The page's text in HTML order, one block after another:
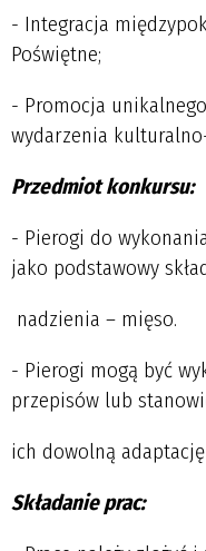
- Integracja
Poświętne;
- Promocja
wydarzenia
Przedmiot konkursu:
- Pierogi do
jako podstawowy
nadzienia – mięso.
- Pierogi mogą być
przepisów lub
ich dowolną
Składanie prac: